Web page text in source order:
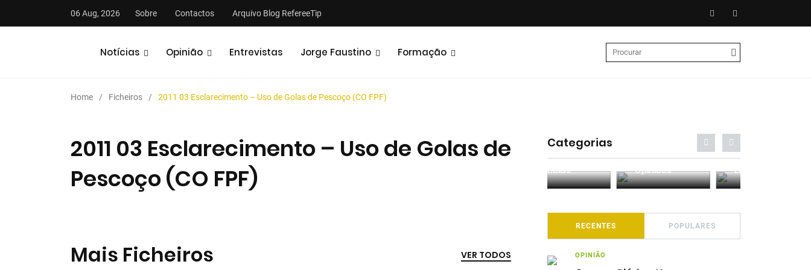
06 Aug, 2026 Sobre Contactos Arquivo Blog RefereeTip
Notícias Opinião Entrevistas Jorge Faustino Formação
Home Ficheiros 2011 03 Esclarecimento – Uso de Golas de Pescoço (CO FPF)
2011 03 Esclarecimento – Uso de Golas de
Pescoço (CO FPF)
Mais Ficheiros VER TODOS
2025/2026
Categorias
Análises Podcasts Entrevistas Análises
RECENTES POPULARES
OPINIÃO